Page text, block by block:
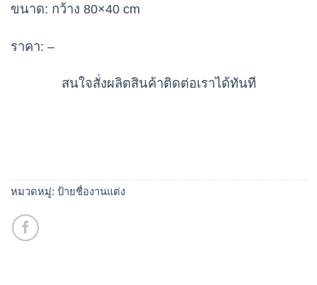
ขนาด: กว้าง 80×40 cm
ราคา: –
สนใจสั่งผลิตสินค้าติดต่อเราได้ทันที
หมวดหมู่: ป้ายชื่องานแต่ง